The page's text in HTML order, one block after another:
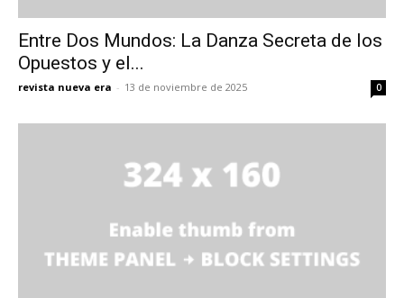
Entre Dos Mundos: La Danza Secreta de los
Opuestos y el...
revista nueva era - 13 de noviembre de 2025 0